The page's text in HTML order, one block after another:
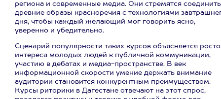
региона и современные медиа. Они стремятся соединить
древние образы красноречия с технологиями
дня, чтобы каждый желающий мог говорить ясно,
уверенно и убедительно.
Сценарий популярности таких курсов объясняется
интереса молодых людей к публичной коммуникации,
участию в дебатах и медиа-пространстве. В век
информационной скорости умение держать внимание
аудитории становится конкурентным преимуществом.
Курсы риторики в Дагестане отвечают на этот спрос,